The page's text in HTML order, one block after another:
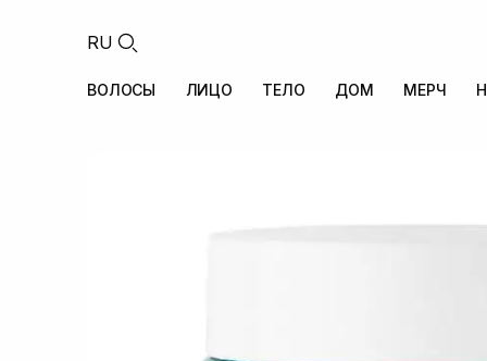
RU
ВОЛОСЫ ЛИЦО ТЕЛО ДОМ МЕРЧ